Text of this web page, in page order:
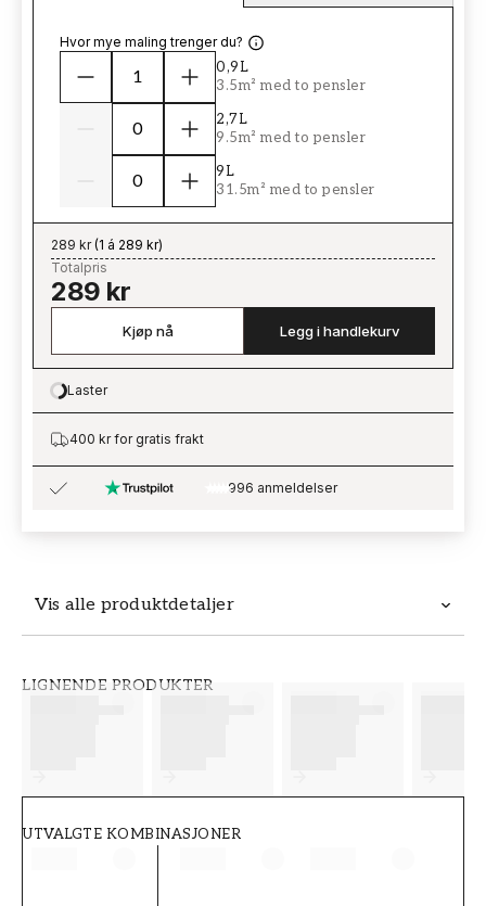
Vis alle produktdetaljer
LIGNENDE PRODUKTER
UTVALGTE KOMBINASJONER
Hvor mye maling trenger du?
0,9L
3.5m² med to pensler
2,7L
9.5m² med to pensler
9L
31.5m² med to pensler
289 kr(1 á 289 kr)
Totalpris
289 kr
Kjøp nå Legg i handlekurv
Loading…
Laster
400 kr for gratis frakt
996 anmeldelser